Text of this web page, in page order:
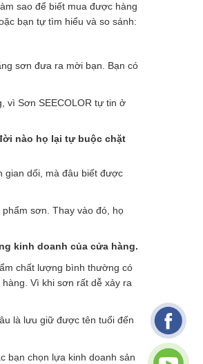
sao để biết mua được hàng
bạn tự tìm hiểu và so sánh:
sơn đưa ra mời bạn. Bạn có
vì Sơn SEECOLOR tự tin ở
nào họ lại tự buộc chặt
gian dối, mà đâu biết được
sơn. Thay vào đó, họ
kinh doanh của cửa hàng.
chất lượng bình thường có
Vì khi sơn rất dễ xảy ra
là lưu giữ được tên tuổi đến
bạn chọn lựa kinh doanh sản